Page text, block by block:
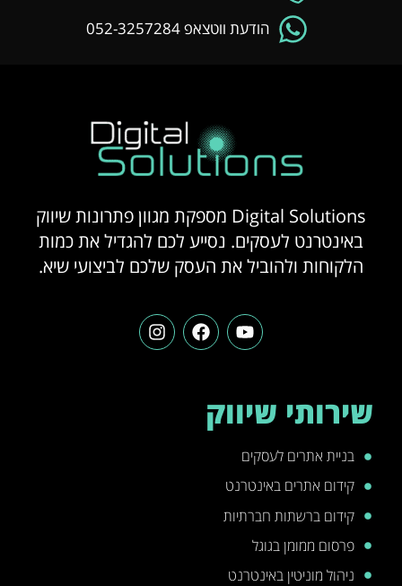
הודעת ווטצאפ 052-3257284
Digital Solutions מספקת מגוון פתרונות שיווק
באינטרנט לעסקים. נסייע לכם להגדיל את כמות
הלקוחות ולהוביל את העסק שלכם לביצועי שיא.
שירותי שיווק
בניית אתרים לעסקים
קידום אתרים באינטרנט
קידום ברשתות חברתיות
פרסום ממומן בגוגל
ניהול מוניטין באינטרנט